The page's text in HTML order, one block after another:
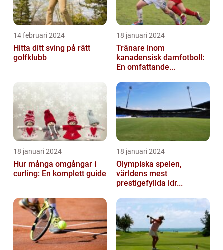
14 februari 2024
Hitta ditt sving på rätt
golfklubb
18 januari 2024
Tränare inom
kanadensisk damfotboll:
En omfattande...
18 januari 2024
Hur många omgångar i
curling: En komplett guide
18 januari 2024
Olympiska spelen,
världens mest
prestigefyllda idr...